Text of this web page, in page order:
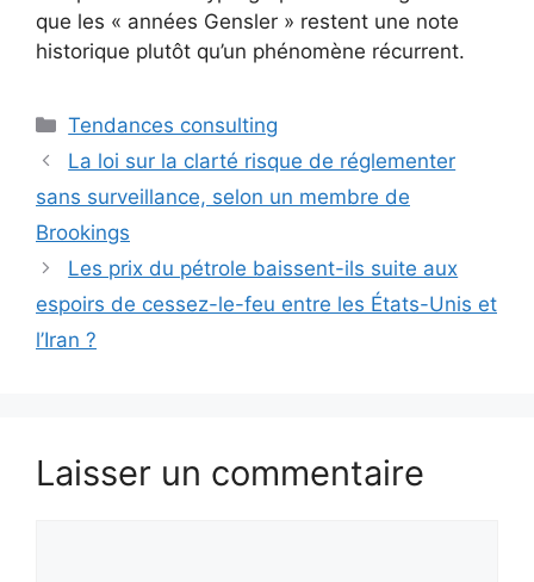
que les « années Gensler » restent une note
historique plutôt qu’un phénomène récurrent.
Catégories
Tendances consulting
La loi sur la clarté risque de réglementer
sans surveillance, selon un membre de
Brookings
Les prix du pétrole baissent-ils suite aux
espoirs de cessez-le-feu entre les États-Unis et
l’Iran ?
Laisser un commentaire